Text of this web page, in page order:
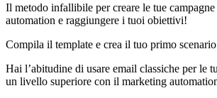
Il metodo infallibile per creare le tue
automation e raggiungere i tuoi obiettivi!
Compila il template e crea il tuo primo
Hai l’abitudine di usare email classiche per le
un livello superiore con il marketing